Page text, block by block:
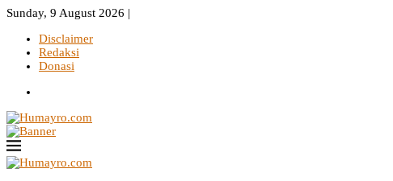
Sunday, 9 August 2026 |
Disclaimer
Redaksi
Donasi